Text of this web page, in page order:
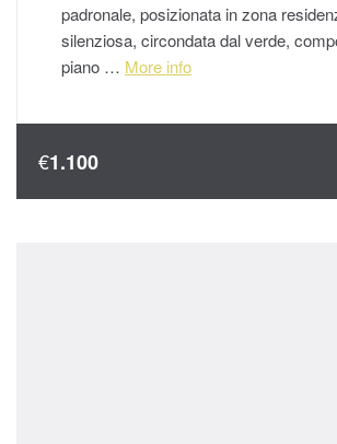
padronale, posizionata in zona
silenziosa, circondata dal verde,
piano … More info
€1.100